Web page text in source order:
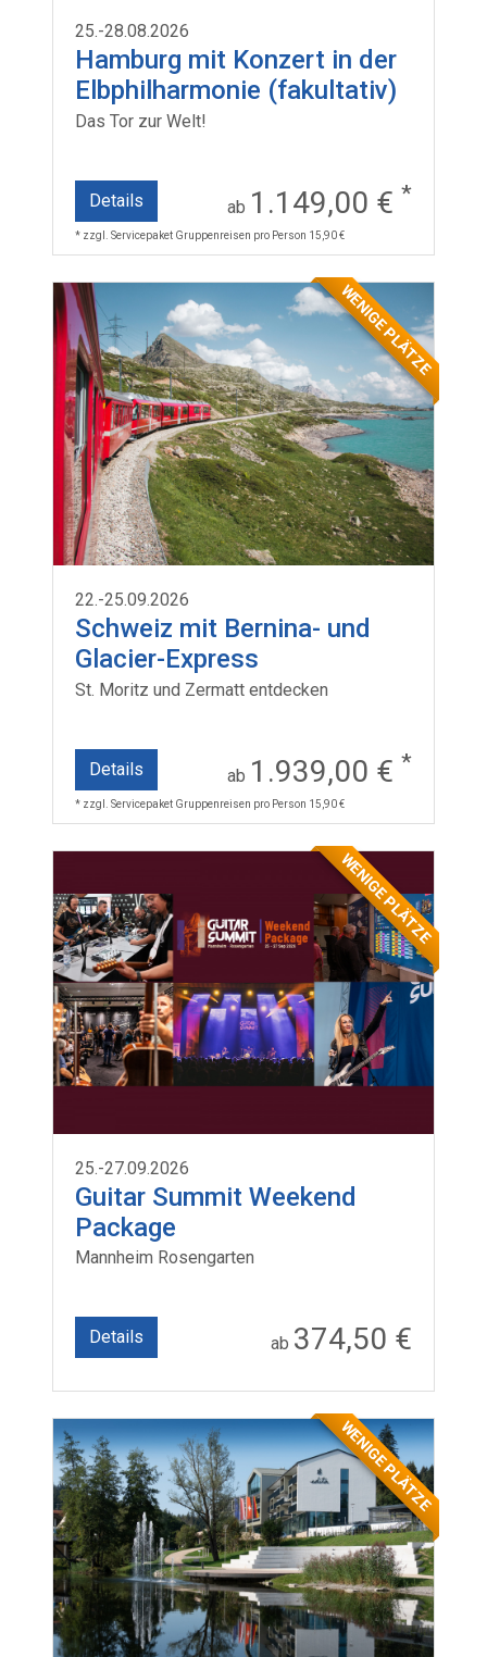
25.-28.08.2026
Hamburg mit Konzert in der
Elbphilharmonie (fakultativ)
Das Tor zur Welt!
Details ab 1.149,00 € *
* zzgl. Servicepaket Gruppenreisen pro Person 15,90 €
WENIGE PLÄTZE
22.-25.09.2026
Schweiz mit Bernina- und
Glacier-Express
St. Moritz und Zermatt entdecken
Details ab 1.939,00 € *
* zzgl. Servicepaket Gruppenreisen pro Person 15,90 €
WENIGE PLÄTZE
25.-27.09.2026
Guitar Summit Weekend
Package
Mannheim Rosengarten
Details ab 374,50 €
WENIGE PLÄTZE